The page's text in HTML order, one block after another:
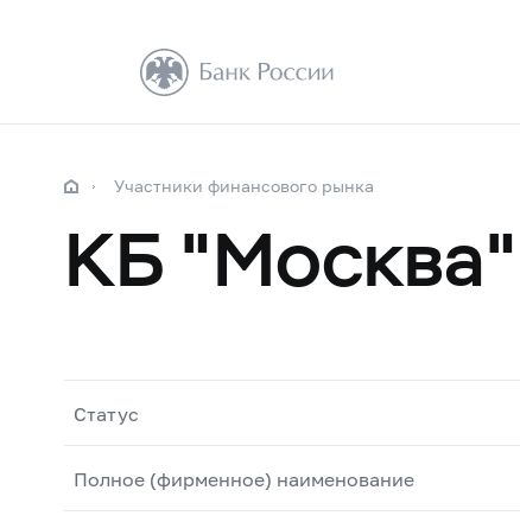
Участники финансового рынка
КБ
Статус
Полное (фирменное) наименование